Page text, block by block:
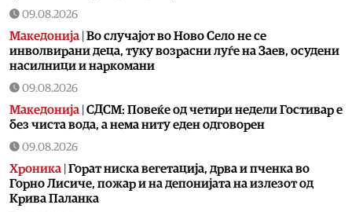
09.08.2026
Македонија | Во случајот во Ново Село не се
инволвирани деца, туку возрасни луѓе на Заев, осудени
насилници и наркомани
09.08.2026
Македонија | СДСМ: Повеќе од четири недели Гостивар е
без чиста вода, а нема ниту еден одговорен
09.08.2026
Хроника | Горат ниска вегетација, дрва и пченка во
Горно Лисиче, пожар и на депонијата на излезот од
Крива Паланка